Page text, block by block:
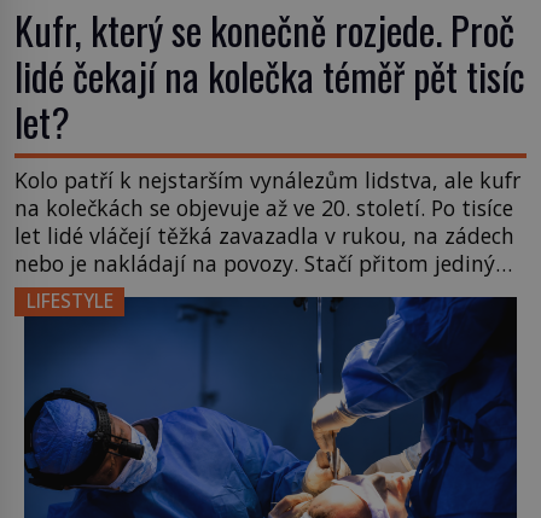
Kufr, který se konečně rozjede. Proč
lidé čekají na kolečka téměř pět tisíc
let?
Kolo patří k nejstarším vynálezům lidstva, ale kufr
na kolečkách se objevuje až ve 20. století. Po tisíce
let lidé vláčejí těžká zavazadla v rukou, na zádech
nebo je nakládají na povozy. Stačí přitom jediný
nápad, připevnit ke kufru kolečka. Jenže právě ten
nikdo dlouho nedostane. Až jednou se na letišti
LIFESTYLE